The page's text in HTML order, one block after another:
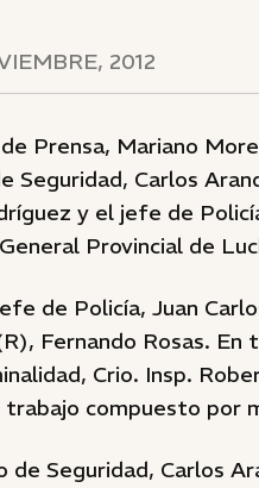
2012
Prensa, Mariano
Seguridad, Carlos
y el jefe de
Provincial de
de Policía, Juan
Fernando Rosas.
Crio. Insp.
trabajo compuesto por
de Seguridad, Carlos